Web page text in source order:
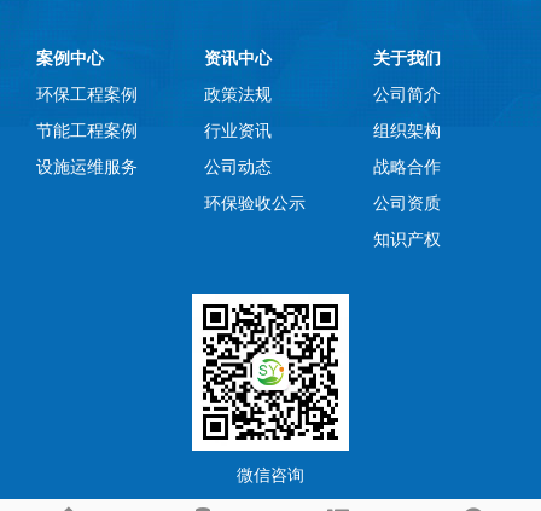
案例中心
环保工程案例
节能工程案例
设施运维服务
资讯中心
政策法规
行业资讯
公司动态
环保验收公示
关于我们
公司简介
组织架构
战略合作
公司资质
知识产权
微信咨询